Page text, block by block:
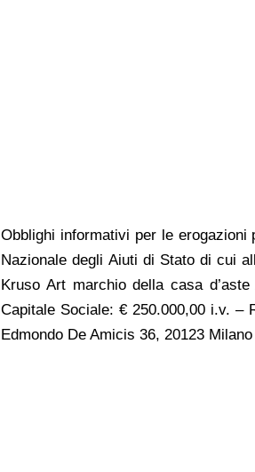
Obblighi informativi per le
Nazionale degli Aiuti di Stato di cui
Kruso Art marchio della casa
Capitale Sociale: € 250.000,00 i.v. –
Edmondo De Amicis 36, 20123